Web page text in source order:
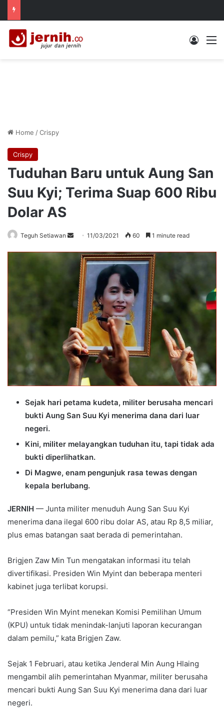
Log In
Home /Crispy
Crispy
Tuduhan Baru untuk Aung San
Suu Kyi; Terima Suap 600 Ribu
Dolar AS
Teguh Setiawan
Send
email
11/03/2021 60 1 minute read
Sejak hari petama kudeta, militer berusaha mencari
bukti Aung San Suu Kyi menerima dana dari luar
negeri.
Kini, militer melayangkan tuduhan itu, tapi tidak ada
bukti diperlihatkan.
Di Magwe, enam pengunjuk rasa tewas dengan
kepala berlubang.
JERNIH — Junta militer menuduh Aung San Suu Kyi
menerima dana ilegal 600 ribu dolar AS, atau Rp 8,5 miliar,
plus emas batangan saat berada di pemerintahan.
Brigjen Zaw Min Tun mengatakan informasi itu telah
divertifikasi. Presiden Win Myint dan beberapa menteri
kabinet juga terlibat korupsi.
“Presiden Win Myint menekan Komisi Pemilihan Umum
(KPU) untuk tidak menindak-lanjuti laporan kecurangan
dalam pemilu,” kata Brigjen Zaw.
Sejak 1 Februari, atau ketika Jenderal Min Aung Hlaing
mengambil alih pemerintahan Myanmar, militer berusaha
mencari bukti Aung San Suu Kyi menerima dana dari luar
negeri.